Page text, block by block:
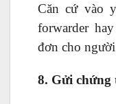
Căn cứ vào
forwarder
đơn cho
8. Gửi chứng